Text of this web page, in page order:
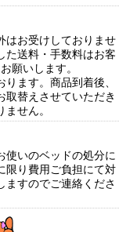
はお受けしておりませ
た送料・手数料はお客
願いします。
ます。商品到着後、
取替えさせていただき
せん。
使いのベッドの処分に
限り費用ご負担にて対
ますのでご連絡くださ